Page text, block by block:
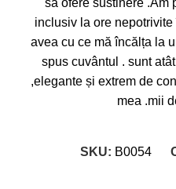
să ofere sustinere .Am
inclusiv la ore
avea cu ce mă încălța la
spus cuvântul . sunt
,elegante și extrem de
mea .mii
SKU: B0054